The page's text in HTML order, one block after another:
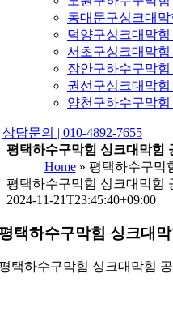
동대문구싱크대
덕양구싱크대막
서초구싱크대막
장안구하수구막
권선구싱크대막
양천구하수구막
상담문의 | 010-4892-7655
평택하수구막힘 싱크대막힘
Home» 평택하수구막
평택하수구막힘 싱크대막힘
2024-11-21T23:45:40+09:00
택하수구막힘 싱크대
택하수구막힘 싱크대막힘